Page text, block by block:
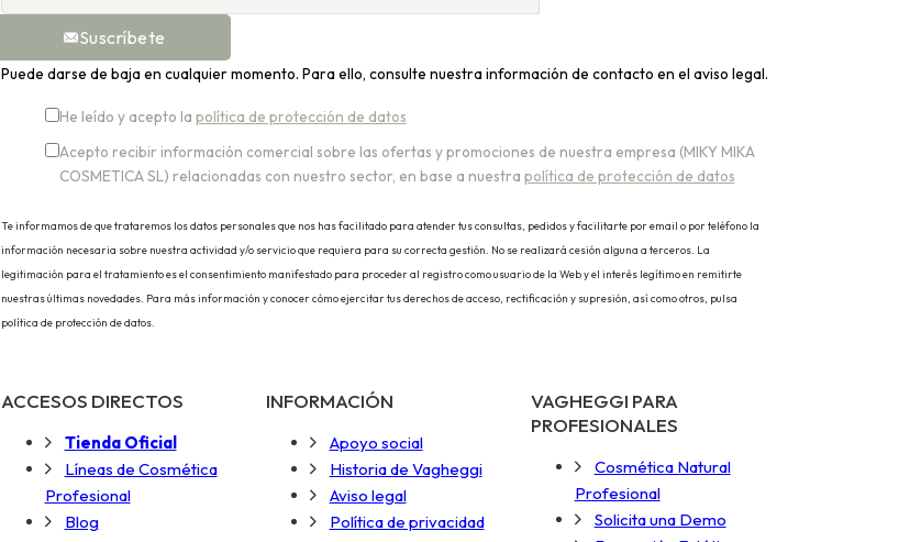
Suscríbete
Puede darse de baja en cualquier momento. Para ello, consulte nuestra información de contacto en el aviso legal.
He leído y acepto la política de protección de datos
Acepto recibir información comercial sobre las ofertas y promociones de nuestra empresa (MIKY MIKA
COSMETICA SL) relacionadas con nuestro sector, en base a nuestra política de protección de datos
Te informamos de que trataremos los datos personales que nos has facilitado para atender tus consultas, pedidos y facilitarte por email o por teléfono la
información necesaria sobre nuestra actividad y/o servicio que requiera para su correcta gestión. No se realizará cesión alguna a terceros. La
legitimación para el tratamiento es el consentimiento manifestado para proceder al registro como usuario de la Web y el interés legítimo en remitirte
nuestras últimas novedades. Para más información y conocer cómo ejercitar tus derechos de acceso, rectificación y supresión, así como otros, pulsa
política de protección de datos.
ACCESOS DIRECTOS
Tienda Oficial
Líneas de Cosmética
Profesional
Blog
INFORMACIÓN
Apoyo social
Historia de Vagheggi
Aviso legal
Política de privacidad
VAGHEGGI PARA
PROFESIONALES
Cosmética Natural
Profesional
Solicita una Demo